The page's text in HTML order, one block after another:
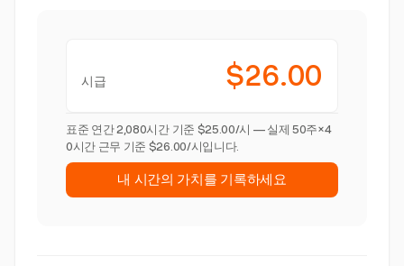
시급 $26.00
표준 연간 2,080시간 기준 $25.00/시 — 실제 50주×4
0시간 근무 기준 $26.00/시입니다.
내 시간의 가치를 기록하세요